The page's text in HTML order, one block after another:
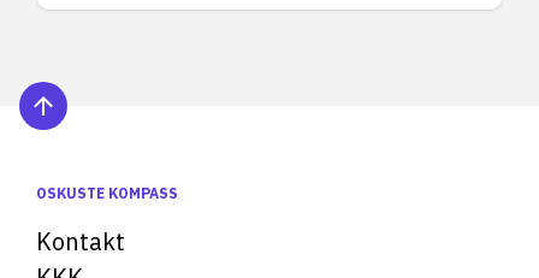
OSKUSTE KOMPASS
Kontakt